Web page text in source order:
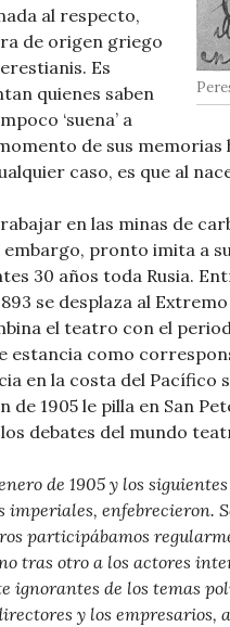
al respecto,
de origen griego
Es
quienes saben
‘suena’ a
de sus memorias
caso, es que al
en las minas de
embargo, pronto imita a
30 años toda Rusia.
se desplaza al
el teatro con el
estancia como
en la costa del Pacífico
de 1905 le pilla en San
debates del mundo
de 1905 y los
imperiales, enfebrecieron.
participábamos
tras otro a los actores
ignorantes de los temas
y los empresarios,